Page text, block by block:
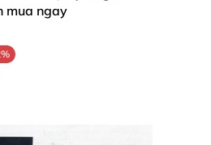
tôi sẵn sàng
mua ngay